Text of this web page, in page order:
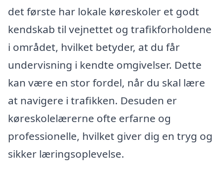
det første har lokale køreskoler et godt
kendskab til vejnettet og trafikforholdene
i området, hvilket betyder, at du får
undervisning i kendte omgivelser. Dette
kan være en stor fordel, når du skal lære
at navigere i trafikken. Desuden er
køreskolelærerne ofte erfarne og
professionelle, hvilket giver dig en tryg og
sikker læringsoplevelse.